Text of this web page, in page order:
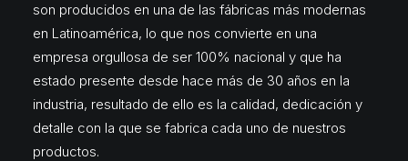
son producidos en una de las fábricas más modernas
en Latinoamérica, lo que nos convierte en una
empresa orgullosa de ser 100% nacional y que ha
estado presente desde hace más de 30 años en la
industria, resultado de ello es la calidad, dedicación y
detalle con la que se fabrica cada uno de nuestros
productos.